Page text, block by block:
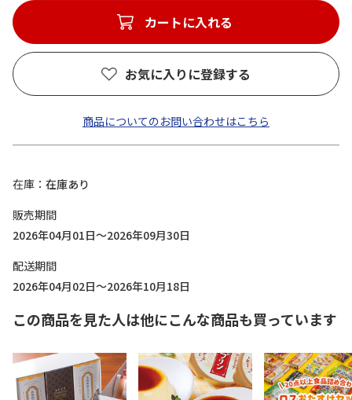
カートに入れる
お気に入りに登録する
商品についてのお問い合わせはこちら
在庫
在庫あり
販売期間
2026年04月01日～2026年09月30日
配送期間
2026年04月02日～2026年10月18日
この商品を見た人は他にこんな商品も買っています